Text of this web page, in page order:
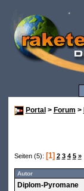
Portal > Forum >
Seiten (5): [1] 2 3 4 5 »
Autor
Diplom-Pyromane